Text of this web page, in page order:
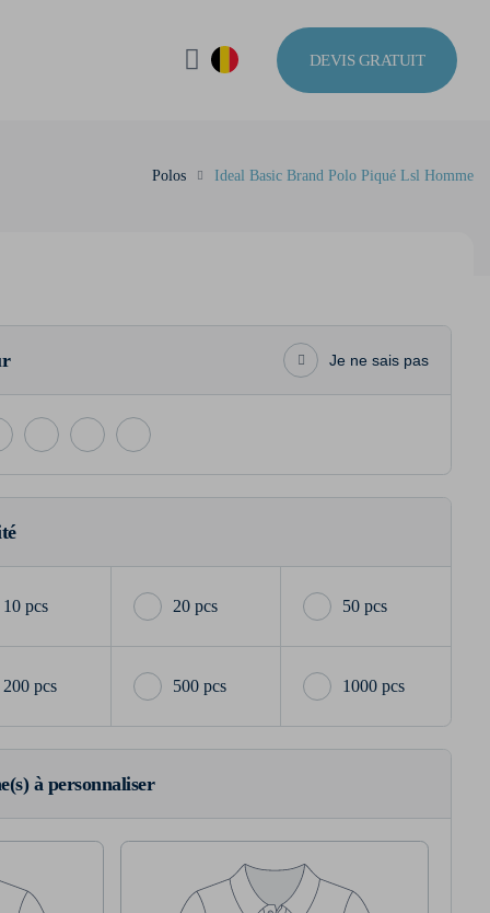
DEVIS GRATUIT
Polos Ideal Basic Brand Polo Piqué Lsl Homme
Je ne sais pas
10 pcs 20 pcs 50 pcs
200 pcs 500 pcs 1000 pcs
à personnaliser